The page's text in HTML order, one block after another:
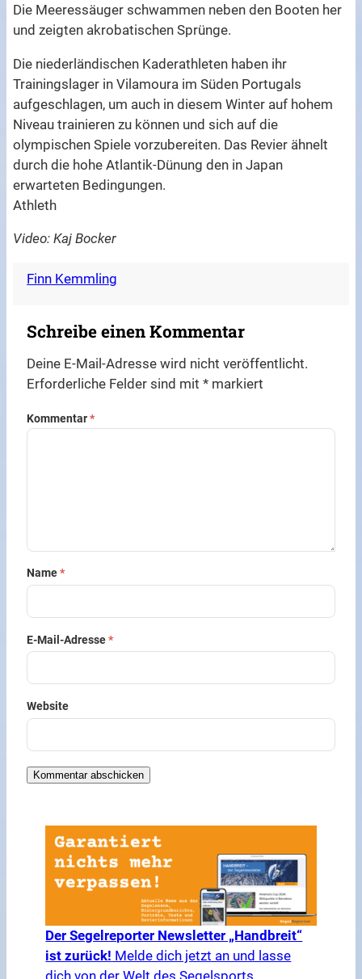
Die Meeressäuger schwammen neben den Booten her
und zeigten akrobatischen Sprünge.
Die niederländischen Kaderathleten haben ihr
Trainingslager in Vilamoura im Süden Portugals
aufgeschlagen, um auch in diesem Winter auf hohem
Niveau trainieren zu können und sich auf die
olympischen Spiele vorzubereiten. Das Revier ähnelt
durch die hohe Atlantik-Dünung den in Japan
erwarteten Bedingungen.
Athleth
Video: Kaj Bocker
Finn Kemmling
Schreibe einen Kommentar
Deine E-Mail-Adresse wird nicht veröffentlicht.
Erforderliche Felder sind mit* markiert
Kommentar*
Name*
E-Mail-Adresse*
Website
Der Segelreporter Newsletter „Handbreit“
ist zurück! Melde dich jetzt an und lasse
dich von der Welt des Segelsports